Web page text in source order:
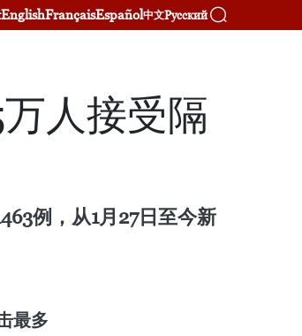
EnglishFrançaisEspañol中文Русский
人接受隔
例，从1月27日至今新
最多